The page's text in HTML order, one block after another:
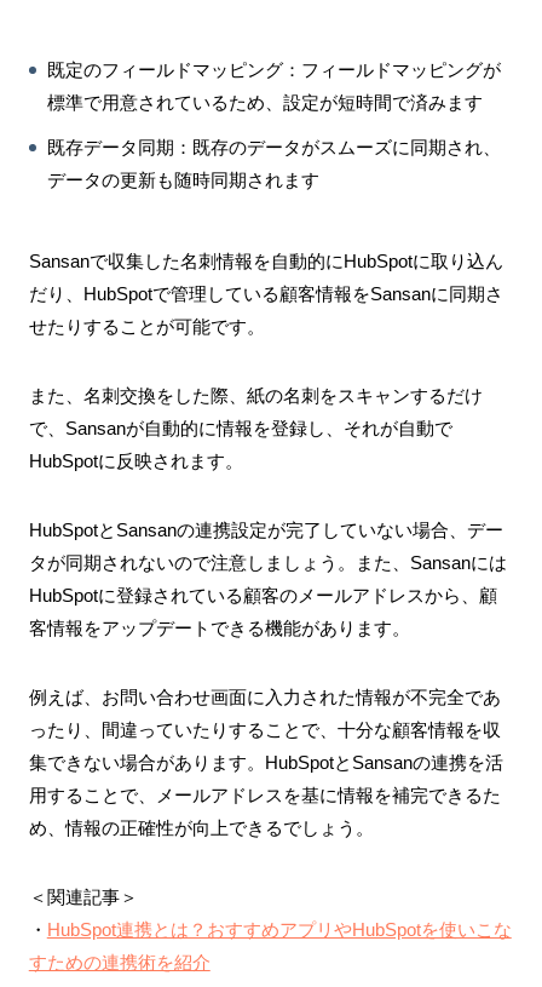
既定のフィールドマッピング：フィールドマッピングが
標準で用意されているため、設定が短時間で済みます
既存データ同期：既存のデータがスムーズに同期され、
データの更新も随時同期されます
Sansanで収集した名刺情報を自動的にHubSpotに取り込ん
だり、HubSpotで管理している顧客情報をSansanに同期さ
せたりすることが可能です。
また、名刺交換をした際、紙の名刺をスキャンするだけ
で、Sansanが自動的に情報を登録し、それが自動で
HubSpotに反映されます。
HubSpotとSansanの連携設定が完了していない場合、デー
タが同期されないので注意しましょう。また、Sansanには
HubSpotに登録されている顧客のメールアドレスから、顧
客情報をアップデートできる機能があります。
例えば、お問い合わせ画面に入力された情報が不完全であ
ったり、間違っていたりすることで、十分な顧客情報を収
集できない場合があります。HubSpotとSansanの連携を活
用することで、メールアドレスを基に情報を補完できるた
め、情報の正確性が向上できるでしょう。
＜関連記事＞
・ HubSpot連携とは？おすすめアプリやHubSpotを使いこな
すための連携術を紹介